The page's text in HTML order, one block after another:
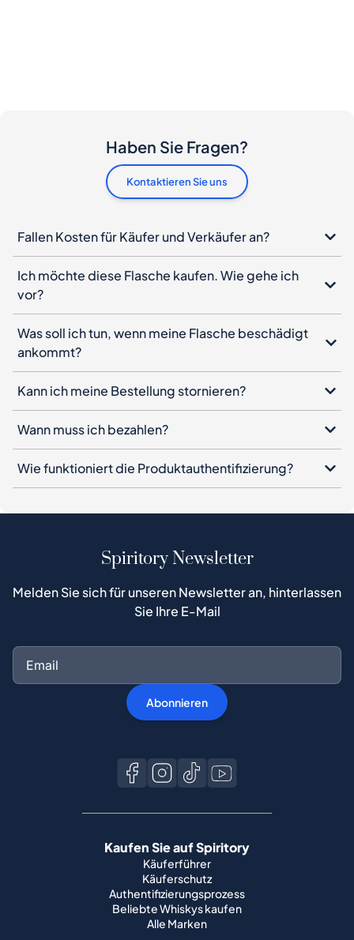
Haben Sie Fragen?
Kontaktieren Sie uns
Fallen Kosten für Käufer und Verkäufer an?
Ich möchte diese Flasche kaufen. Wie gehe ich
vor?
Was soll ich tun, wenn meine Flasche beschädigt
ankommt?
Kann ich meine Bestellung stornieren?
Wann muss ich bezahlen?
Wie funktioniert die Produktauthentifizierung?
Spiritory Newsletter
Melden Sie sich für unseren Newsletter an, hinterlassen
Sie Ihre E-Mail
Abonnieren
Kaufen Sie auf Spiritory
Käuferführer
Käuferschutz
Authentifizierungsprozess
Beliebte Whiskys kaufen
Alle Marken